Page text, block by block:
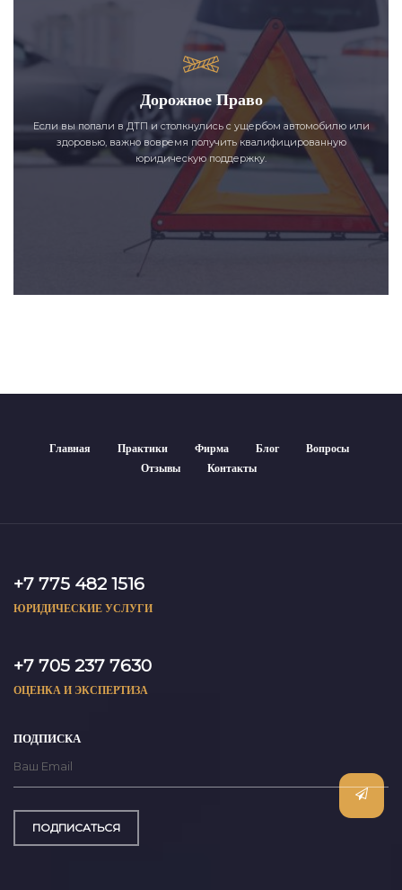
Дорожное Право
Если вы попали в ДТП и столкнулись с ущербом автомобилю или
здоровью, важно вовремя получить квалифицированную
юридическую поддержку.
Главная Практики Фирма Блог
Вопросы
Отзывы
Контакты
+7 775 482 1516
ЮРИДИЧЕСКИЕ УСЛУГИ
+7 705 237 7630
ОЦЕНКА И ЭКСПЕРТИЗА
ПОДПИСКА
ПОДПИСАТЬСЯ